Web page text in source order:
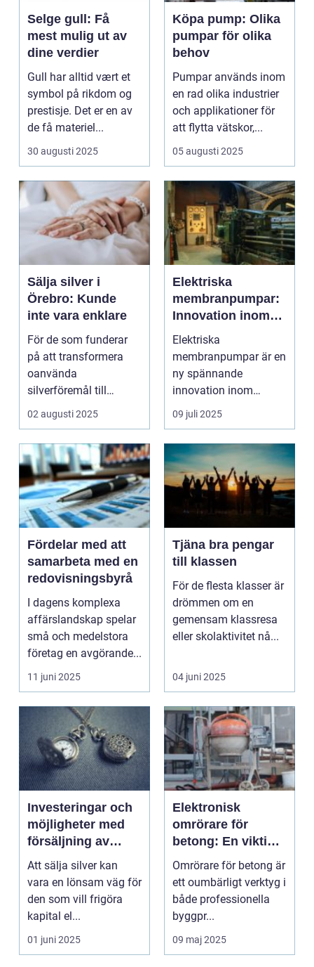
Selge gull: Få
mest mulig ut av
dine verdier
Gull har alltid vært et
symbol på rikdom og
prestisje. Det er en av
de få materiel...
30 augusti 2025
Köpa pump: Olika
pumpar för olika
behov
Pumpar används inom
en rad olika industrier
och applikationer för
att flytta vätskor,...
05 augusti 2025
Sälja silver i
Örebro: Kunde
inte vara enklare
För de som funderar
på att transformera
oanvända
silverföremål till
konta...
02 augusti 2025
Elektriska
membranpumpar:
Innovation inom
pumpteknik
Elektriska
membranpumpar är en
ny spännande
innovation inom
pumpteknik som
erbjuder en rad...
09 juli 2025
Fördelar med att
samarbeta med en
redovisningsbyrå
I dagens komplexa
affärslandskap spelar
små och medelstora
företag en avgörande...
11 juni 2025
Tjäna bra pengar
till klassen
För de flesta klasser är
drömmen om en
gemensam klassresa
eller skolaktivitet nå...
04 juni 2025
Investeringar och
möjligheter med
försäljning av
silver
Att sälja silver kan
vara en lönsam väg för
den som vill frigöra
kapital el...
01 juni 2025
Elektronisk
omrörare för
betong: En viktig
del i
byggprocessen
Omrörare för betong är
ett oumbärligt verktyg i
både professionella
byggpr...
09 maj 2025